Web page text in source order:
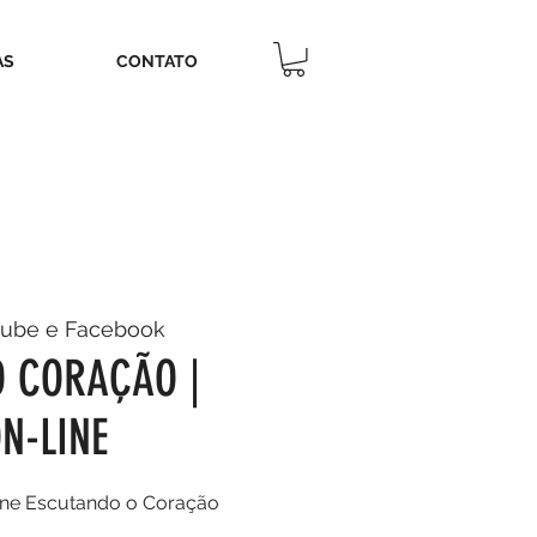
CONTATO
e Facebook
CORAÇÃO |
LINE
Escutando o Coração